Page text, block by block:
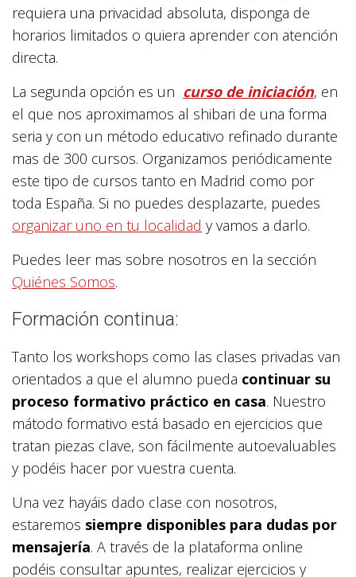
requiera una privacidad absoluta, disponga de
horarios limitados o quiera aprender con atención
directa.
La segunda opción es un curso de iniciación, en
el que nos aproximamos al shibari de una forma
seria y con un método educativo refinado durante
mas de 300 cursos. Organizamos periódicamente
este tipo de cursos tanto en Madrid como por
toda España. Si no puedes desplazarte, puedes
organizar uno en tu localidad y vamos a darlo.
Puedes leer mas sobre nosotros en la sección
Quiénes Somos.
Formación continua:
Tanto los workshops como las clases privadas van
orientados a que el alumno pueda continuar su
proceso formativo práctico en casa. Nuestro
mátodo formativo está basado en ejercicios que
tratan piezas clave, son fácilmente autoevaluables
y podéis hacer por vuestra cuenta.
Una vez hayáis dado clase con nosotros,
estaremos siempre disponibles para dudas por
mensajería. A través de la plataforma online
podéis consultar apuntes, realizar ejercicios y